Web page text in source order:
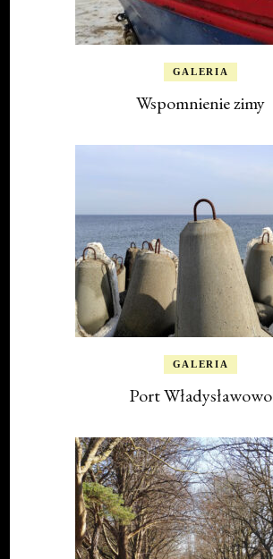
GALERIA
Wspomnienie zimy
GALERIA
Port Władysławowo